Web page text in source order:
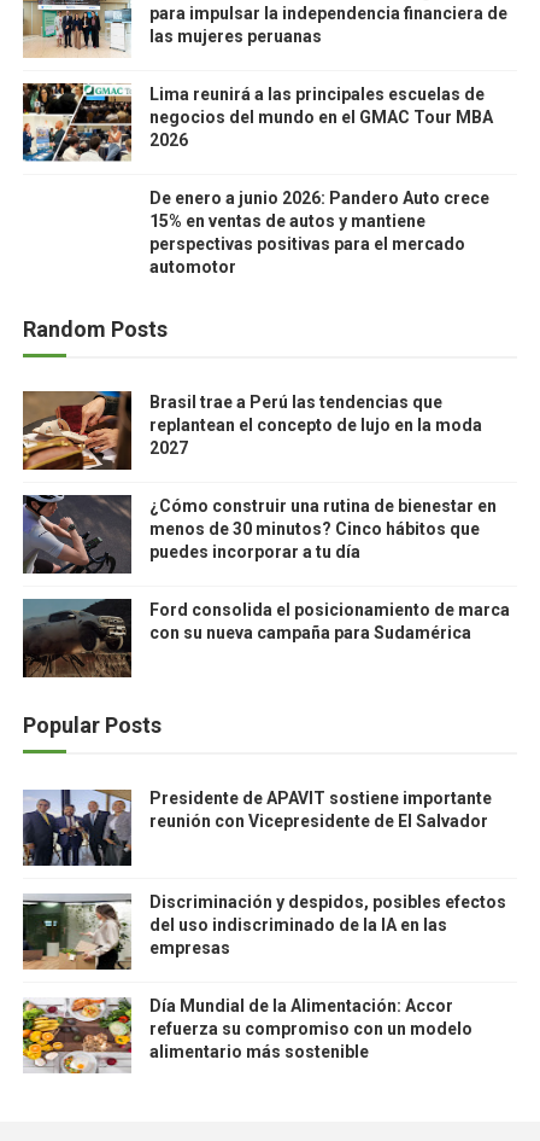
para impulsar la independencia financiera de
las mujeres peruanas
Lima reunirá a las principales escuelas de
negocios del mundo en el GMAC Tour MBA
2026
De enero a junio 2026: Pandero Auto crece
15% en ventas de autos y mantiene
perspectivas positivas para el mercado
automotor
Random Posts
Brasil trae a Perú las tendencias que
replantean el concepto de lujo en la moda
2027
¿Cómo construir una rutina de bienestar en
menos de 30 minutos? Cinco hábitos que
puedes incorporar a tu día
Ford consolida el posicionamiento de marca
con su nueva campaña para Sudamérica
Popular Posts
Presidente de APAVIT sostiene importante
reunión con Vicepresidente de El Salvador
Discriminación y despidos, posibles efectos
del uso indiscriminado de la IA en las
empresas
Día Mundial de la Alimentación: Accor
refuerza su compromiso con un modelo
alimentario más sostenible